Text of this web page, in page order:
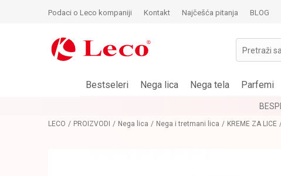
Podaci o Leco kompaniji Kontakt Najčešća pitanja BLOG
Pretraži
Bestseleri Nega lica Nega tela Parfemi
LECO PROIZVODI Nega lica Nega i tretmani lica KREME ZA LICE